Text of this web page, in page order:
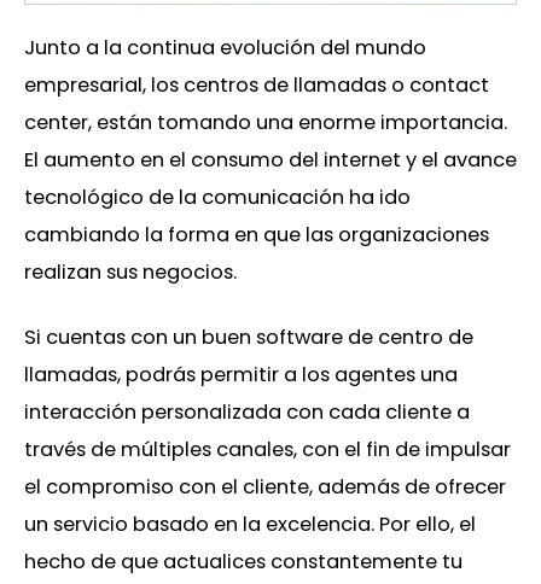
Junto a la continua evolución del mundo
empresarial, los centros de llamadas o contact
center, están tomando una enorme importancia.
El aumento en el consumo del internet y el avance
tecnológico de la comunicación ha ido
cambiando la forma en que las organizaciones
realizan sus negocios.
Si cuentas con un buen software de centro de
llamadas, podrás permitir a los agentes una
interacción personalizada con cada cliente a
través de múltiples canales, con el fin de impulsar
el compromiso con el cliente, además de ofrecer
un servicio basado en la excelencia. Por ello, el
hecho de que actualices constantemente tu